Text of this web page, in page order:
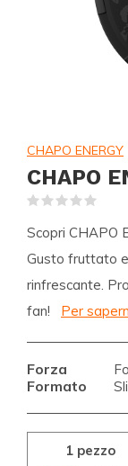
CHAPO ENERGY
CHAPO
Scopri CHAPO
Gusto fruttato
rinfrescante.
fan!
Per
Forza
Formato
1 pezzo